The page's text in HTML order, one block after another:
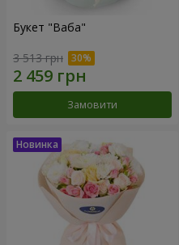
Букет "Ваба"
3 513 грн
Замовити